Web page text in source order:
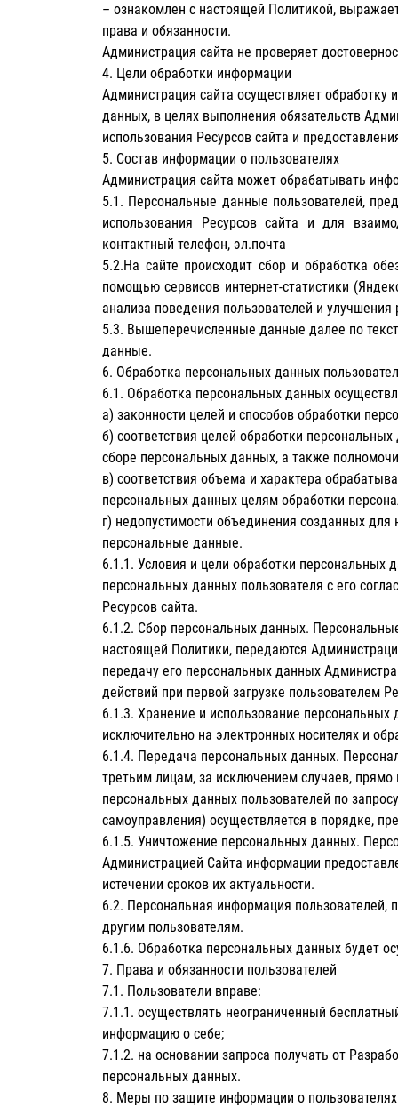
– ознакомлен с настоящей Политикой,
права и обязанности.
Администрация сайта не проверяет
4. Цели обработки информации
Администрация сайта осуществляет
данных, в целях выполнения обязательств
использования Ресурсов сайта и
5. Состав информации о пользователях
Администрация сайта может обрабатывать
5.1. Персональные данные пользователей,
использования Ресурсов сайта и для
контактный телефон, эл.почта
5.2.На сайте происходит сбор и обработка
помощью сервисов интернет-статистики
анализа поведения пользователей и улучшения
5.3. Вышеперечисленные данные далее по
данные.
6. Обработка персональных данных
6.1. Обработка персональных данных
а) законности целей и способов обработки
б) соответствия целей обработки
сборе персональных данных, а также
в) соответствия объема и характера
персональных данных целям обработки
г) недопустимости объединения созданных
персональные данные.
6.1.1. Условия и цели обработки персональных
персональных данных пользователя с его
Ресурсов сайта.
6.1.2. Сбор персональных данных.
настоящей Политики, передаются
передачу его персональных данных
действий при первой загрузке пользователем
6.1.3. Хранение и использование
исключительно на электронных носителях и
6.1.4. Передача персональных данных.
третьим лицам, за исключением случаев,
персональных данных пользователей по
самоуправления) осуществляется в порядке,
6.1.5. Уничтожение персональных данных.
Администрацией Сайта информации
истечении сроков их актуальности.
6.2. Персональная информация пользователей,
другим пользователям.
6.1.6. Обработка персональных данных будет
7. Права и обязанности пользователей
7.1. Пользователи вправе:
7.1.1. осуществлять неограниченный
информацию о себе;
7.1.2. на основании запроса получать от
персональных данных.
8. Меры по защите информации о пользователях